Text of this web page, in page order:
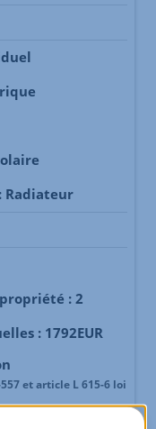
Radiateur
: 2
: 1792EUR
et article L 615-6 loi